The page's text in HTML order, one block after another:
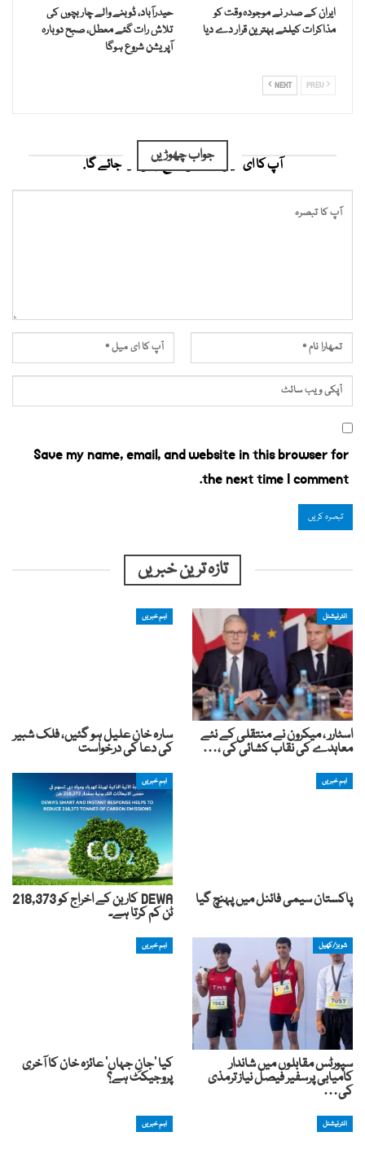
ایران کے صدر نے موجودہ وقت کو
مذاکرات کیلئے بہترین قرار دے دیا
حیدرآباد، ڈوبنے والے چار بچوں کی
تلاش رات گئے معطل، صبح دوبارہ
آپریشن شروع ہوگا
NEXT
جواب چھوڑیں
آپ کا ای میل ایڈریس شائع نہیں کیا جائے گا.
Save my name, email, and website in this browser for
the next time I comment.
تازہ ترین خبریں
انٹرنیشنل
اسٹارر ، میکرون نے منتقلی کے نئے
معاہدے کی نقاب کشائی کی ،…
اہم خبریں
سارہ خان علیل ہو گئیں، فلک شبیر
کی دعا کی درخواست
اہم خبریں
پاکستان سیمی فائنل میں پہنچ گیا
اہم خبریں
DEWA کاربن کے اخراج کو 218,373
ٹن کم کرتا ہے۔
شوبز/کھیل
سپورٹس مقابلوں میں شاندار
کامیابی پرسفیر فیصل نیاز ترمذی
کی…
اہم خبریں
کیا ’جانِ جہاں‘ عائزہ خان کا آخری
پروجیکٹ ہے؟
انٹرنیشنل اہم خبریں